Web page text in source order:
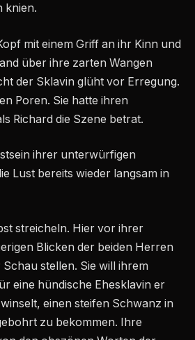
knien.
mit einem Griff an ihr Kinn und
über ihre zarten Wangen
der Sklavin glüht vor Erregung.
Poren. Sie hatte ihren
Richard die Szene betrat.
ihrer unterwürfigen
Lust bereits wieder langsam in
streicheln. Hier vor ihrer
Blicken der beiden Herren
stellen. Sie will ihrem
eine hündische Ehesklavin er
einen steifen Schwanz in
zu bekommen. Ihre